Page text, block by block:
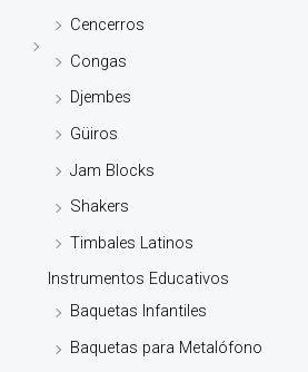
Cencerros
Congas
Djembes
Güiros
Jam Blocks
Shakers
Timbales Latinos
Instrumentos Educativos
Baquetas Infantiles
Baquetas para Metalófono